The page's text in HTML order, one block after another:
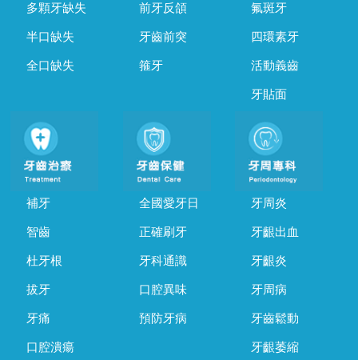
多顆牙缺失
半口缺失
全口缺失
前牙反頜
牙齒前突
箍牙
氟斑牙
四環素牙
活動義齒
牙貼面
補牙
智齒
杜牙根
拔牙
牙痛
口腔潰瘍
全國愛牙日
正確刷牙
牙科通識
口腔異味
預防牙病
牙周炎
牙齦出血
牙齦炎
牙周病
牙齒鬆動
牙齦萎縮